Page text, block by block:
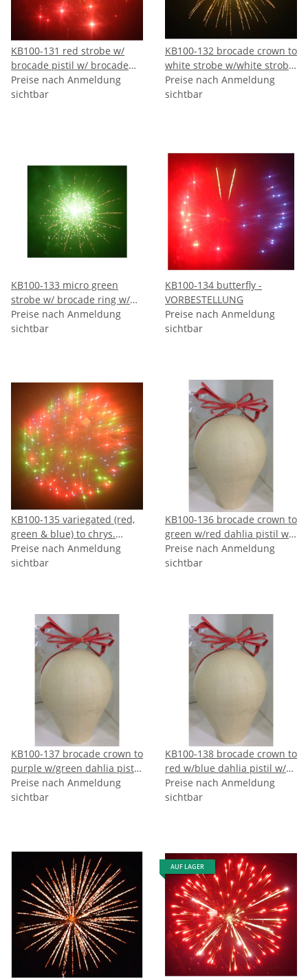
KB100-131 red strobe w/
brocade pistil w/ brocade
tail - VORBESTELLUNG
Preise nach Anmeldung
sichtbar
KB100-132 brocade crown to
white strobe w/white strobe
pistil w/ brocade tail -
VORBESTELLUNG
Preise nach Anmeldung
sichtbar
KB100-133 micro green
strobe w/ brocade ring w/
dark red strobe -
VORBESTELLUNG
Preise nach Anmeldung
sichtbar
KB100-134 butterfly -
VORBESTELLUNG
Preise nach Anmeldung
sichtbar
KB100-135 variegated (red,
green & blue) to chrys.
flowers w/ tail -
VORBESTELLUNG
Preise nach Anmeldung
sichtbar
KB100-136 brocade crown to
green w/red dahlia pistil w/
brocade tail -
VORBESTELLUNG
Preise nach Anmeldung
sichtbar
KB100-137 brocade crown to
purple w/green dahlia pistil
w/ brocade tail -
VORBESTELLUNG
Preise nach Anmeldung
sichtbar
KB100-138 brocade crown to
red w/blue dahlia pistil w/
brocade tail -
VORBESTELLUNG
Preise nach Anmeldung
sichtbar
AUF LAGER